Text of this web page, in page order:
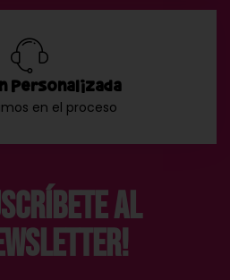
Personalizada
en el proceso
al